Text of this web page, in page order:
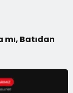
mı, Batıdan